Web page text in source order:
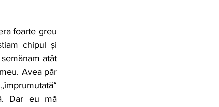
chipul și
atât
Avea păr
Dar eu mă